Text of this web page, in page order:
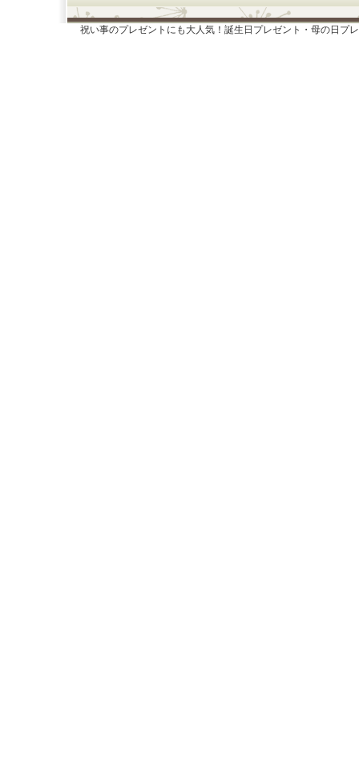
祝い事のプレゼントにも大人気！誕生日プレゼント・母の日プ